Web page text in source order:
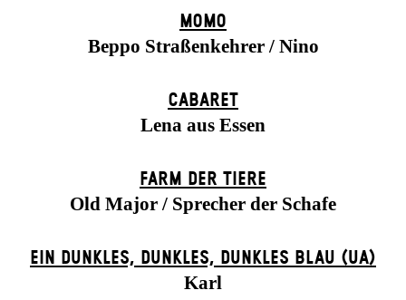
MOMO
Beppo Straßenkehrer / Nino
CABARET
Lena aus Essen
FARM DER TIERE
Old Major / Sprecher der Schafe
EIN DUNK­LES, DUNK­LES, DUNK­LES BLAU (UA)
Karl